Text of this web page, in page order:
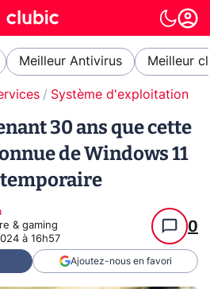
Meilleur Antivirus Meilleur
Système d'exploitation
30 ans que cette
de Windows 11
& gaming
à 16h57
0
Ajoutez-nous en favori